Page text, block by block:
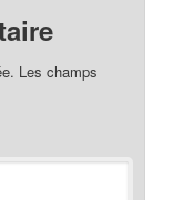
Les champs